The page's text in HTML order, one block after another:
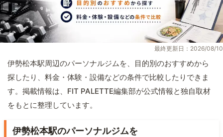
最終更新日：2026/08/10
伊勢松本駅周辺のパーソナルジムを、目的別のおすすめから
探したり、料金・体験・設備などの条件で比較したりできま
す。掲載情報は、FIT PALETTE編集部が公式情報と独自取材
をもとに整理しています。
伊勢松本駅のパーソナルジムを